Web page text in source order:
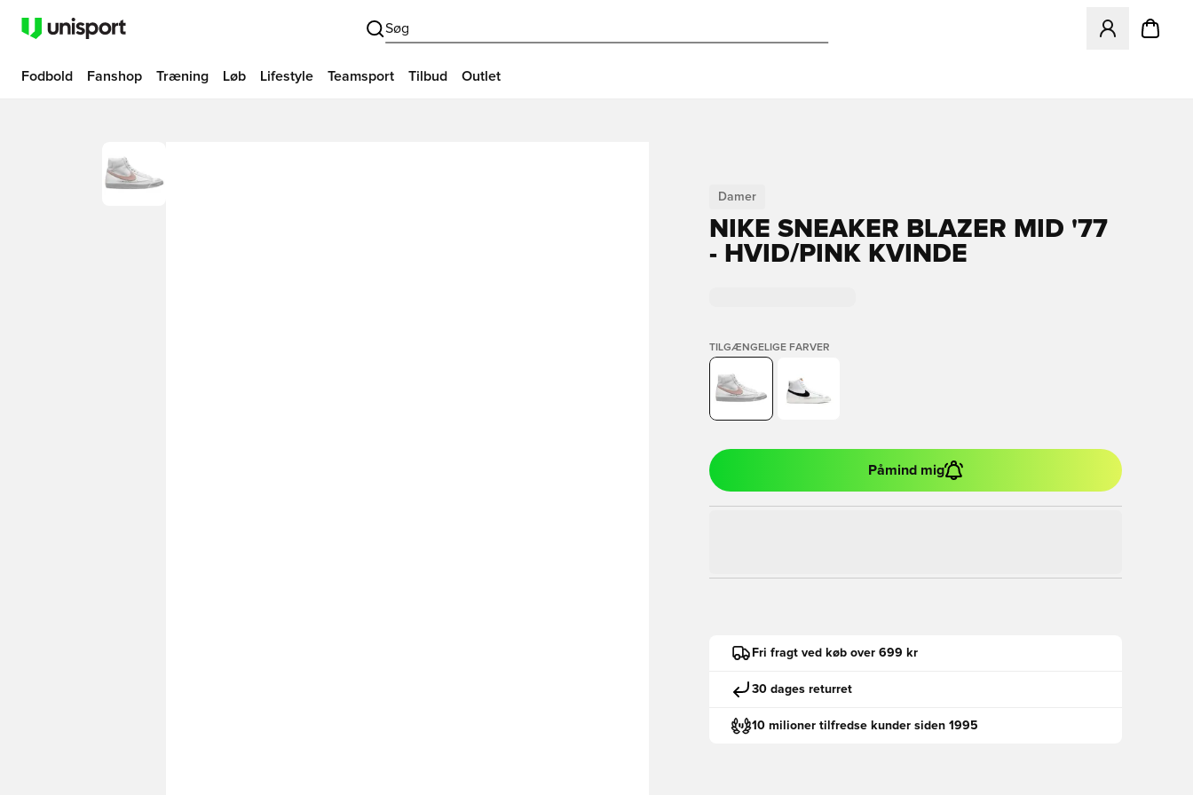
Søg
Åbner en
Fodbold Fanshop Træning Løb Lifestyle Teamsport Tilbud Outlet
Damer
NIKE SNEAKER BLAZER MID '77
- HVID/PINK KVINDE
TILGÆNGELIGE FARVER
Påmind mig
Fri fragt ved køb over 699 kr
30 dages returret
10 milioner tilfredse kunder siden 1995